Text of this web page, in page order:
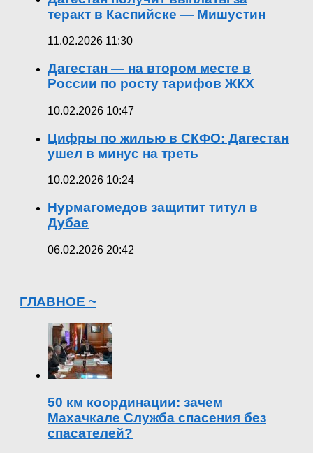
теракт в Каспийске — Мишустин
11.02.2026 11:30
Дагестан — на втором месте в
России по росту тарифов ЖКХ
10.02.2026 10:47
Цифры по жилью в СКФО: Дагестан
ушел в минус на треть
10.02.2026 10:24
Нурмагомедов защитит титул в
Дубае
06.02.2026 20:42
ГЛАВНОЕ ~
50 км координации: зачем
Махачкале Служба спасения без
спасателей?